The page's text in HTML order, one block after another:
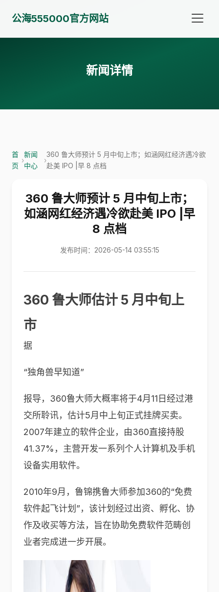
公海555000官方网站
新闻详情
首
页
›
新闻
中心
›
360 鲁大师预计 5 月中旬上市；如涵网红经济遇冷欲
赴美 IPO |早 8 点档
360 鲁大师预计 5 月中旬上市；
如涵网红经济遇冷欲赴美 IPO |早
8 点档
发布时间：2026-05-14 03:55:15
360 鲁大师估计 5 月中旬上
市
据
“独角兽早知道”
报导，360鲁大师大概率将于4月11日经过港
交所聆讯，估计5月中上旬正式挂牌买卖。
2007年建立的软件企业，由360直接持股
41.37%，主营开发一系列个人计算机及手机
设备实用软件。
2010年9月，鲁锦携鲁大师参加360的“免费
软件起飞计划”，该计划经过出资、孵化、协
作及收买等方法，旨在协助免费软件范畴创
业者完成进一步开展。